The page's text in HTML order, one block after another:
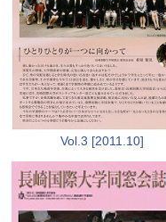
Vol.3 [2011.10]